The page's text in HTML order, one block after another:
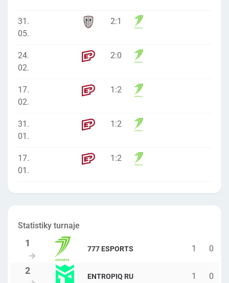
31.
05.
2:1
24.
02.
2:0
17.
02.
1 :2
31.
01.
1 :2
17.
01.
1 :2
Statistiky turnaje
777 ESPORTS 1 0
ENTROPIQ RU 1 0